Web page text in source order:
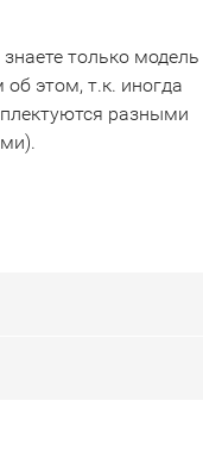
только модель
этом, т.к. иногда
разными